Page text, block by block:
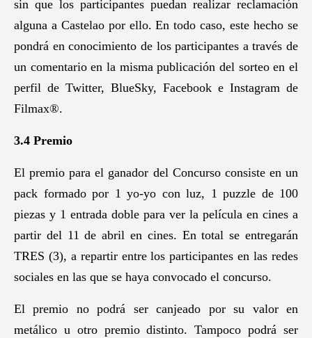
sin que los participantes puedan realizar reclamación
alguna a Castelao por ello. En todo caso, este hecho se
pondrá en conocimiento de los participantes a través de
un comentario en la misma publicación del sorteo en el
perfil de Twitter, BlueSky, Facebook e Instagram de
Filmax®.
3.4 Premio
El premio para el ganador del Concurso consiste en un
pack formado por 1 yo-yo con luz, 1 puzzle de 100
piezas y 1 entrada doble para ver la película en cines a
partir del 11 de abril en cines. En total se entregarán
TRES (3), a repartir entre los participantes en las redes
sociales en las que se haya convocado el concurso.
El premio no podrá ser canjeado por su valor en
metálico u otro premio distinto. Tampoco podrá ser